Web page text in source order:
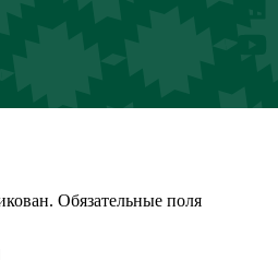
Обязательные поля